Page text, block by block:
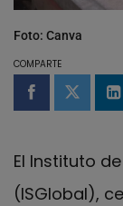
Foto: Canva
COMPARTE
Compartir
El Instituto
(ISGlobal),